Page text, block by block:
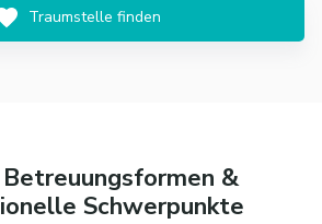
Traumstelle finden
Betreuungsformen &
Schwerpunkte